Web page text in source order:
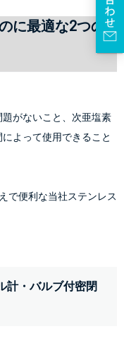
に最適な2つの
がないこと、次亜塩素
よって使用できること
で便利な当社ステンレス
計・バルブ付密閉